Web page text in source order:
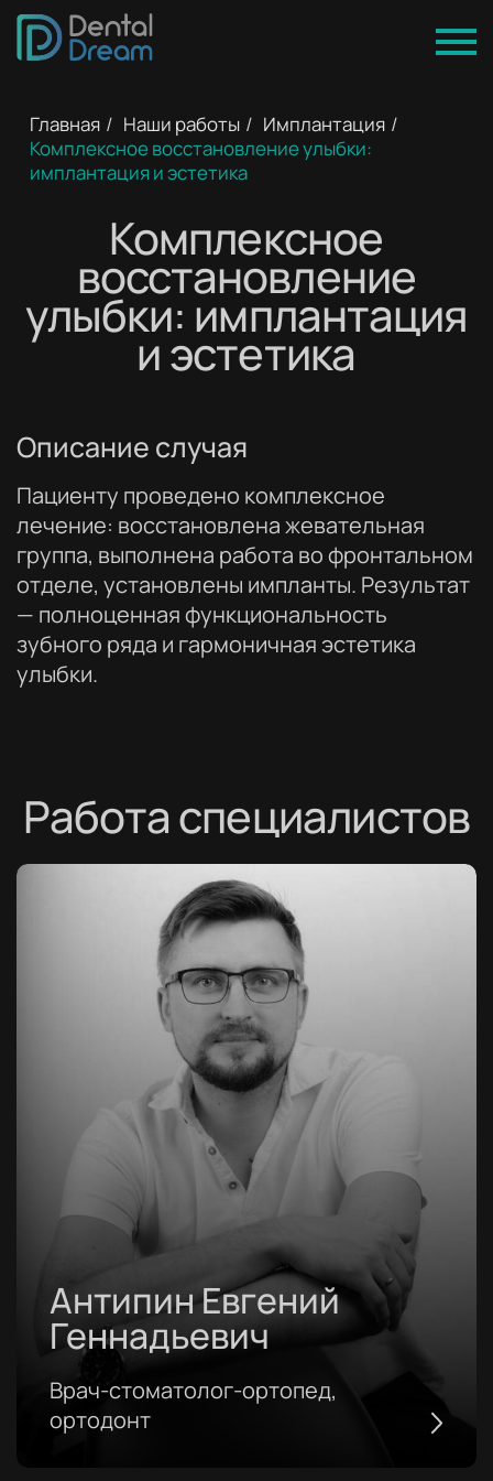
Главная / Наши работы / Имплантация /
Комплексное восстановление улыбки:
имплантация и эстетика
Комплексное
восстановление
улыбки: имплантация
и эстетика
Описание случая
Пациенту проведено комплексное
лечение: восстановлена жевательная
группа, выполнена работа во фронтальном
отделе, установлены импланты. Результат
— полноценная функциональность
зубного ряда и гармоничная эстетика
улыбки.
Работа специалистов
Антипин Евгений
Геннадьевич
Врач-стоматолог-ортопед,
ортодонт